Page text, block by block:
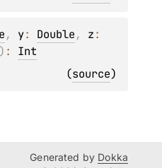
, y: Double, z
) : Int
(source)
Generated by Dokka